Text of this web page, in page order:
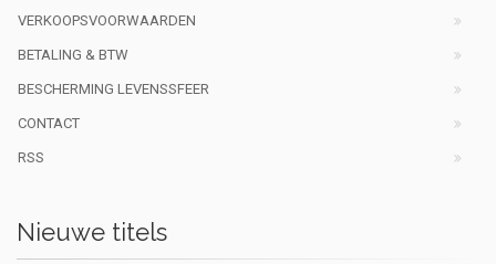
VERKOOPSVOORWAARDEN
BETALING & BTW
BESCHERMING LEVENSSFEER
CONTACT
RSS
Nieuwe titels